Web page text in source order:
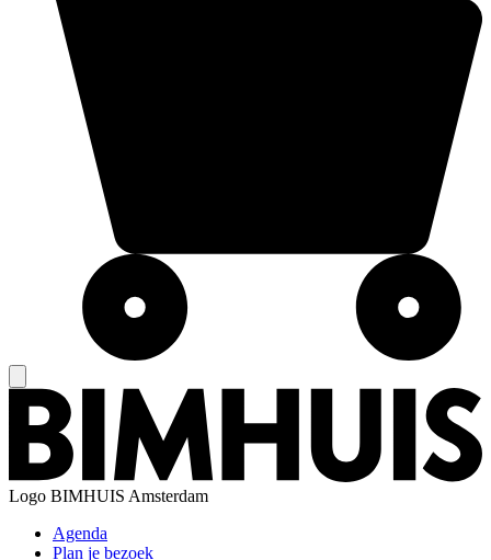
Logo BIMHUIS Amsterdam
Agenda
Plan je bezoek